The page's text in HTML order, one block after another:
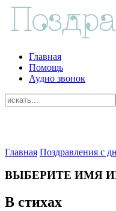
Главная
Помощь
Аудио звонок
Главная Поздравления с
ВЫБЕРИТЕ ИМЯ
В стихах